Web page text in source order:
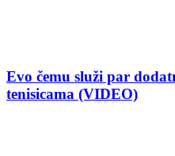
Evo čemu služi par
tenisicama (VIDEO)